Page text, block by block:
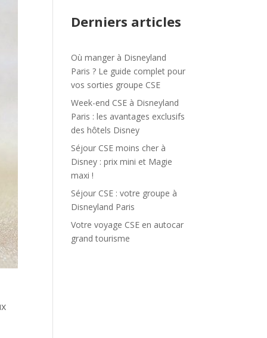
Derniers articles
Où manger à Disneyland
Paris ? Le guide complet pour
vos sorties groupe CSE
Week-end CSE à Disneyland
Paris : les avantages exclusifs
des hôtels Disney
Séjour CSE moins cher à
Disney : prix mini et Magie
maxi !
Séjour CSE : votre groupe à
Disneyland Paris
Votre voyage CSE en autocar
grand tourisme